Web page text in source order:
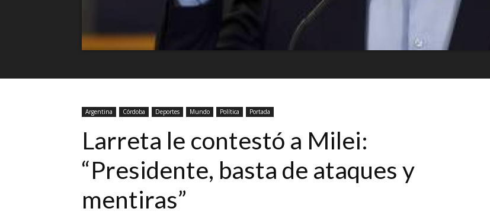
Argentina Córdoba Deportes Mundo Política Portada
Larreta le contestó a Milei:
“Presidente, basta de ataques y
mentiras”